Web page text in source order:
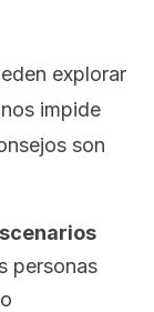
explorar
impide
son
personas